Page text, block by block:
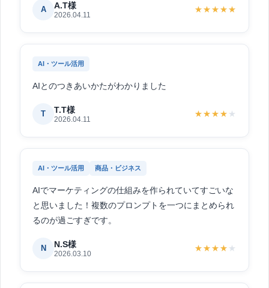
A A.T様
2026.04.11
★★★★★
AI・ツール活用
AIとのつきあいかたがわかりました
T T.T様
2026.04.11
★★★★ ★
AI・ツール活用 商品・ビジネス
AIでマーケティングの仕組みを作られていてすごいな
と思いました！複数のプロンプトを一つにまとめられ
るのが過ごすぎです。
N N.S様
2026.03.10
★★★★ ★